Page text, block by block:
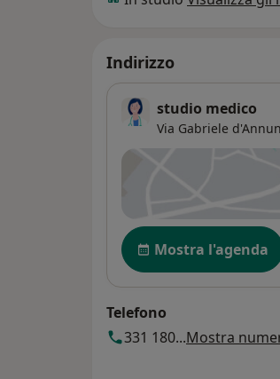
Indirizzo
studio medico
Via Gabriele
Disponibilità
Mostra l'agenda
Telefono
331 180...Mostra